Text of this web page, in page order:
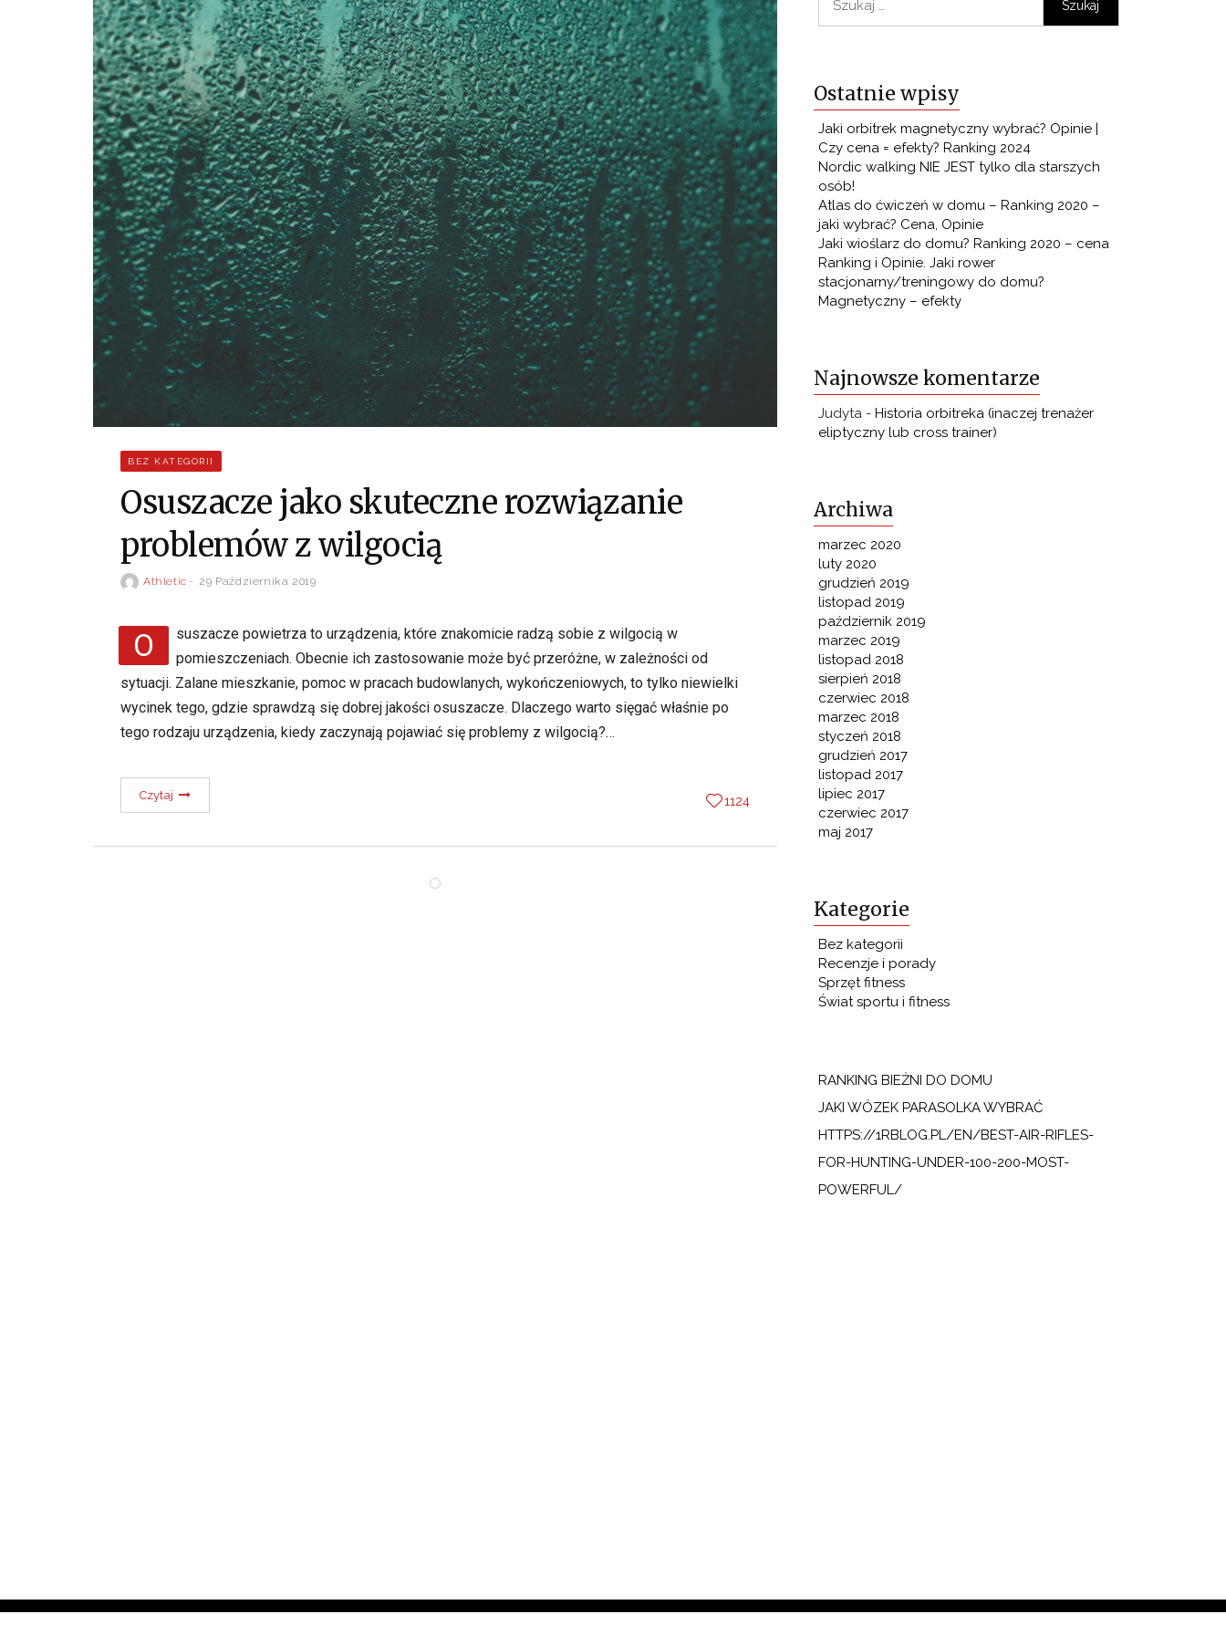
BEZ KATEGORII
Osuszacze jako skuteczne rozwiązanie
problemów z wilgocią
Athletic 29 Października 2019
Osuszacze powietrza to urządzenia, które znakomicie radzą sobie z wilgocią w
pomieszczeniach. Obecnie ich zastosowanie może być przeróżne, w zależności od
sytuacji. Zalane mieszkanie, pomoc w pracach budowlanych, wykończeniowych, to tylko niewielki
wycinek tego, gdzie sprawdzą się dobrej jakości osuszacze. Dlaczego warto sięgać właśnie po
tego rodzaju urządzenia, kiedy zaczynają pojawiać się problemy z wilgocią?…
Czytaj 1124
Ostatnie wpisy
Jaki orbitrek magnetyczny wybrać? Opinie |
Czy cena = efekty? Ranking 2024
Nordic walking NIE JEST tylko dla starszych
osób!
Atlas do ćwiczeń w domu – Ranking 2020 –
jaki wybrać? Cena, Opinie
Jaki wioślarz do domu? Ranking 2020 – cena
Ranking i Opinie. Jaki rower
stacjonarny/treningowy do domu?
Magnetyczny – efekty
Najnowsze komentarze
Judyta - Historia orbitreka (inaczej trenażer
eliptyczny lub cross trainer)
Archiwa
marzec 2020
luty 2020
grudzień 2019
listopad 2019
październik 2019
marzec 2019
listopad 2018
sierpień 2018
czerwiec 2018
marzec 2018
styczeń 2018
grudzień 2017
listopad 2017
lipiec 2017
czerwiec 2017
maj 2017
Kategorie
Bez kategorii
Recenzje i porady
Sprzęt fitness
Świat sportu i fitness
RANKING BIEŻNI DO DOMU
JAKI WÓZEK PARASOLKA WYBRAĆ
HTTPS://1RBLOG.PL/EN/BEST-AIR-RIFLES-
FOR-HUNTING-UNDER-100-200-MOST-
POWERFUL/